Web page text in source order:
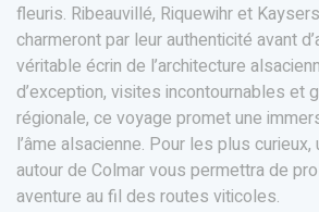
fleuris. Ribeauvillé, Riquewihr et
charmeront par leur authenticité avant
véritable écrin de l’architecture
d’exception, visites incontournables et
régionale, ce voyage promet une
l’âme alsacienne. Pour les plus
autour de Colmar vous permettra de
aventure au fil des routes viticoles.